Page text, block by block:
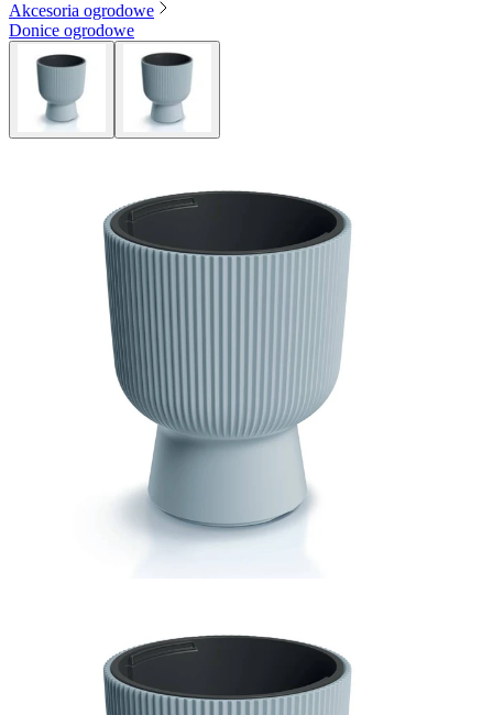
Akcesoria ogrodowe
Donice ogrodowe